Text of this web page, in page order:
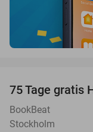
75 Tage gratis
BookBeat
Stockholm